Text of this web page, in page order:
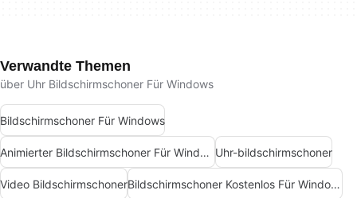
Verwandte Themen
über Uhr Bildschirmschoner Für Windows
Bildschirmschoner Für Windows
Animierter Bildschirmschoner Für Windows Uhr-bildschirmschoner
Video Bildschirmschoner Bildschirmschoner Kostenlos Für Windows